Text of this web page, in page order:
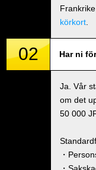
körkort
02 Har ni
Ja. Vår
om det
50 000
・